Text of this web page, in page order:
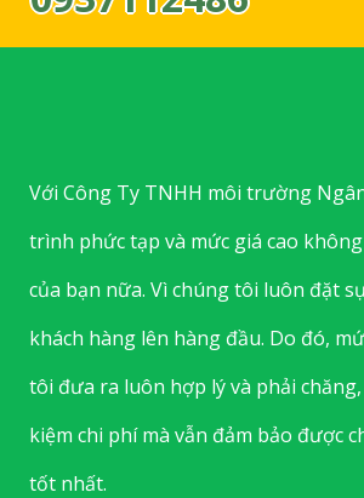
Với Công Ty TNHH môi trường
trình phức tạp và mức giá cao
của bạn nữa. Vì chúng tôi luôn đặt
khách hàng lên hàng đầu. Do đó,
tôi đưa ra luôn hợp lý và phải
kiệm chi phí mà vẫn đảm bảo được
tốt nhất.